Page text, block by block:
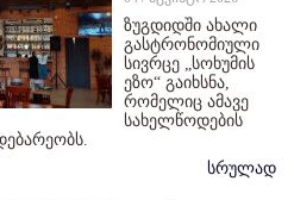
ზუგდიდში ახალი
გასტრონომიული
სივრცე „სოხუმის
ეზო“ გაიხსნა,
რომელიც ამავე
სახელწოდების
სრულად